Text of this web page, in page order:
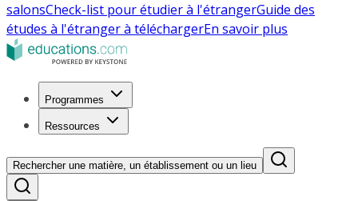
salonsCheck-list pour étudier à l'étrangerGuide des
études à l'étranger à téléchargerEn savoir plus
Programmes
Ressources
Rechercher une matière, un établissement ou un lieu